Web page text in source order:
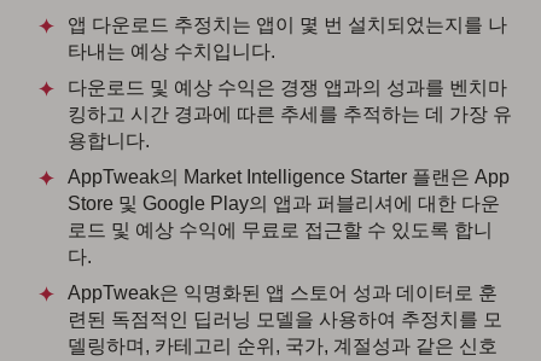
앱 다운로드 추정치는 앱이 몇 번 설치되었는지를 나
타내는 예상 수치입니다.
다운로드 및 예상 수익은 경쟁 앱과의 성과를 벤치마
킹하고 시간 경과에 따른 추세를 추적하는 데 가장 유
용합니다.
AppTweak의 Market Intelligence Starter 플랜은 App
Store 및 Google Play의 앱과 퍼블리셔에 대한 다운
로드 및 예상 수익에 무료로 접근할 수 있도록 합니
다.
AppTweak은 익명화된 앱 스토어 성과 데이터로 훈
련된 독점적인 딥러닝 모델을 사용하여 추정치를 모
델링하며, 카테고리 순위, 국가, 계절성과 같은 신호